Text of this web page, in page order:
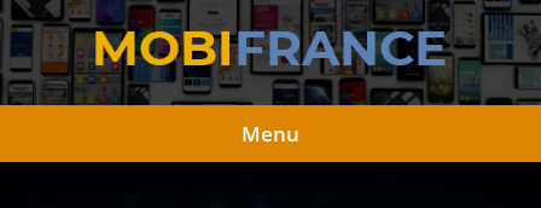
Skip
content
Menu